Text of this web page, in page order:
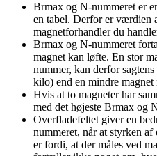
Brmax og N-nummeret er
en tabel. Derfor er værdien
magnetforhandler du
Brmax og N-nummeret
magnet kan løfte. En stor
nummer, kan derfor
kilo) end en mindre
Hvis at to magneter har
med det højeste Brmax og
Overfladefeltet giver en
nummeret, når at styrken af
er fordi, at der måles ved